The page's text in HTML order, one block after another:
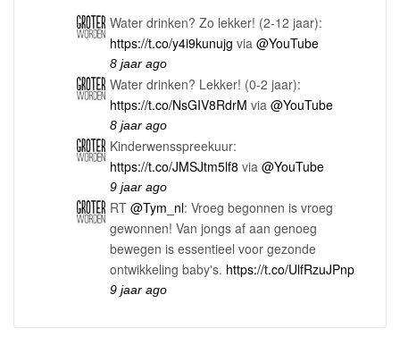
Water drinken? Zo lekker! (2-12 jaar):
https://t.co/y4i9kunujg via @YouTube
8 jaar ago
Water drinken? Lekker! (0-2 jaar):
https://t.co/NsGIV8RdrM via @YouTube
8 jaar ago
Kinderwensspreekuur:
https://t.co/JMSJtm5lf8 via @YouTube
9 jaar ago
RT @Tym_nl: Vroeg begonnen is vroeg
gewonnen! Van jongs af aan genoeg
bewegen is essentieel voor gezonde
ontwikkeling baby's. https://t.co/UlfRzuJPnp
9 jaar ago